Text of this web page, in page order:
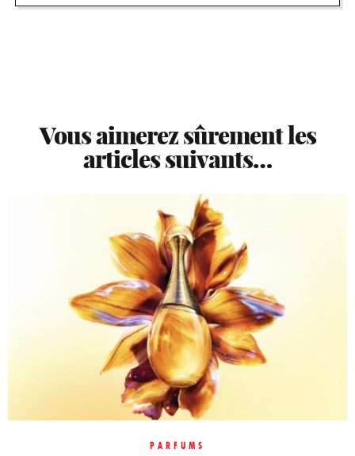
Vous aimerez sûrement les
articles suivants…
PARFUMS
BIEN-ÊTRE
Des soins myBlend cousus mains au Spa
BEAUTÉ